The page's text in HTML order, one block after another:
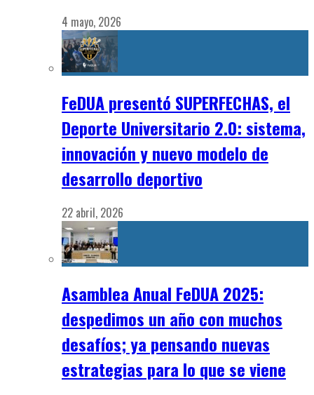
4 mayo, 2026
FeDUA presentó SUPERFECHAS, el
Deporte Universitario 2.0: sistema,
innovación y nuevo modelo de
desarrollo deportivo
22 abril, 2026
Asamblea Anual FeDUA 2025:
despedimos un año con muchos
desafíos; ya pensando nuevas
estrategias para lo que se viene